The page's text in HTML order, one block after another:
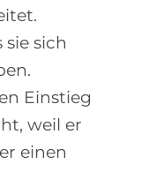
sich
Einstieg
weil er
einen